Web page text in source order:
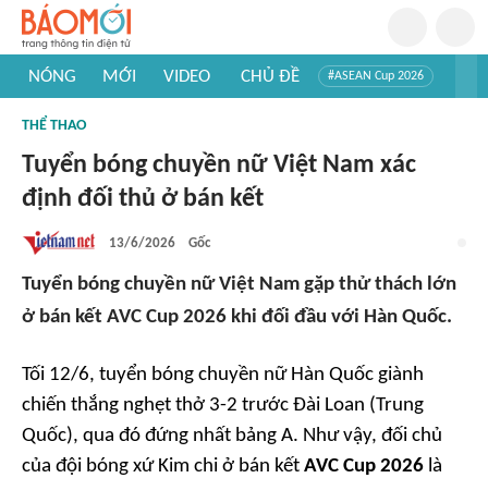
NÓNG MỚI VIDEO CHỦ ĐỀ #ASEAN Cup 2026
#Khám phá thế giới
THỂ THAO
Tuyển bóng chuyền nữ Việt Nam xác
định đối thủ ở bán kết
13/6/2026 Gốc
Tuyển bóng chuyền nữ Việt Nam gặp thử thách lớn
ở bán kết AVC Cup 2026 khi đối đầu với Hàn Quốc.
Tối 12/6, tuyển bóng chuyền nữ Hàn Quốc giành
chiến thắng nghẹt thở 3-2 trước Đài Loan (Trung
Quốc), qua đó đứng nhất bảng A. Như vậy, đối chủ
của đội bóng xứ Kim chi ở bán kết AVC Cup 2026 là